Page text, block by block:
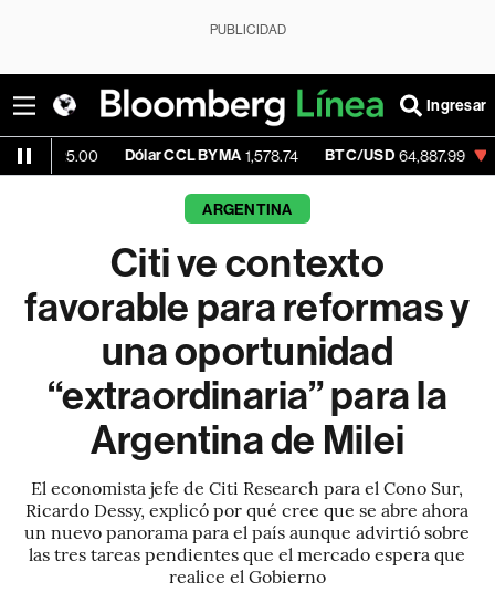
PUBLICIDAD
Ingresar
Dólar CCL BYMA 1,578.74 BTC/USD 64,887.99 -0.07%
ARGENTINA
Citi ve contexto
favorable para reformas y
una oportunidad
“extraordinaria” para la
Argentina de Milei
El economista jefe de Citi Research para el Cono Sur,
Ricardo Dessy, explicó por qué cree que se abre ahora
un nuevo panorama para el país aunque advirtió sobre
las tres tareas pendientes que el mercado espera que
realice el Gobierno